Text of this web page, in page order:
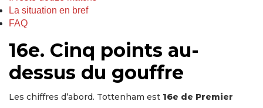
La situation en bref
FAQ
16e. Cinq points au-
dessus du gouffre
Les chiffres d’abord. Tottenham est 16e de Premier